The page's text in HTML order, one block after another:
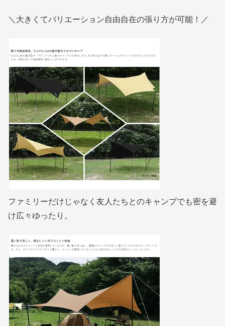
＼大きくてバリエーション自由自在の張り方が可能！／
ファミリーだけじゃなく友人たちとのキャンプでも密を避
け広々ゆったり。